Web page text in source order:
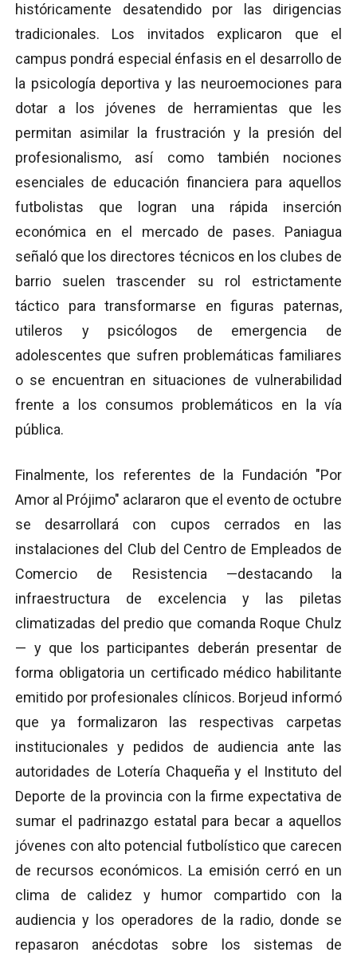
históricamente desatendido por las dirigencias
tradicionales. Los invitados explicaron que el
campus pondrá especial énfasis en el desarrollo de
la psicología deportiva y las neuroemociones para
dotar a los jóvenes de herramientas que les
permitan asimilar la frustración y la presión del
profesionalismo, así como también nociones
esenciales de educación financiera para aquellos
futbolistas que logran una rápida inserción
económica en el mercado de pases. Paniagua
señaló que los directores técnicos en los clubes de
barrio suelen trascender su rol estrictamente
táctico para transformarse en figuras paternas,
utileros y psicólogos de emergencia de
adolescentes que sufren problemáticas familiares
o se encuentran en situaciones de vulnerabilidad
frente a los consumos problemáticos en la vía
pública.
Finalmente, los referentes de la Fundación "Por
Amor al Prójimo" aclararon que el evento de octubre
se desarrollará con cupos cerrados en las
instalaciones del Club del Centro de Empleados de
Comercio de Resistencia —destacando la
infraestructura de excelencia y las piletas
climatizadas del predio que comanda Roque Chulz
— y que los participantes deberán presentar de
forma obligatoria un certificado médico habilitante
emitido por profesionales clínicos. Borjeud informó
que ya formalizaron las respectivas carpetas
institucionales y pedidos de audiencia ante las
autoridades de Lotería Chaqueña y el Instituto del
Deporte de la provincia con la firme expectativa de
sumar el padrinazgo estatal para becar a aquellos
jóvenes con alto potencial futbolístico que carecen
de recursos económicos. La emisión cerró en un
clima de calidez y humor compartido con la
audiencia y los operadores de la radio, donde se
repasaron anécdotas sobre los sistemas de